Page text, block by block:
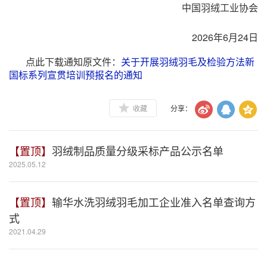
中国羽绒工业协会
2026年6月24日
点此下载通知原文件： 关于开展羽绒羽毛及检验方法新
国标系列宣贯培训预报名的通知
收藏 分享：
【置顶】 羽绒制品质量分级采标产品公示名单
2025.05.12
【置顶】 输华水洗羽绒羽毛加工企业准入名单查询方
式
2021.04.29